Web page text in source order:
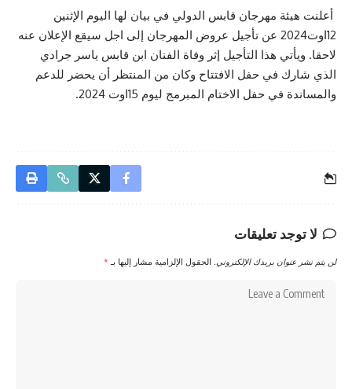
أعلنت هيئة مهرجان قابس الدولي في بيان لها اليوم الإثنين
12اوت2024 عن تأجيل عروض المهرجان إلى اجل سيقع الإعلان عنه
لاحقا. ويأتي هذا التأجيل إثر وفاة الفنان ابن قابس ياسر جرادي
الذي شارك في حفل الافتتاح وكان من المنتظر أن يحضر للدعم
والمساندة في حفل الاختام المبرمج ليوم 15اوت 2024.
لا توجد تعليقات
لن يتم نشر عنوان بريدك الإلكتروني. الحقول الإلزامية مشار إليها بـ *